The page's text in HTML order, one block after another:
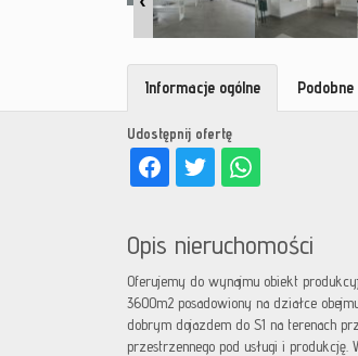
Udostępnij ofertę
Informacje ogólne
Opis nieruchomości
Oferujemy do wynajmu obiekt
3600m2 posadowiony na działce
dobrym dojazdem do S1 na terenach
przestrzennego pod usługi i produkcję.